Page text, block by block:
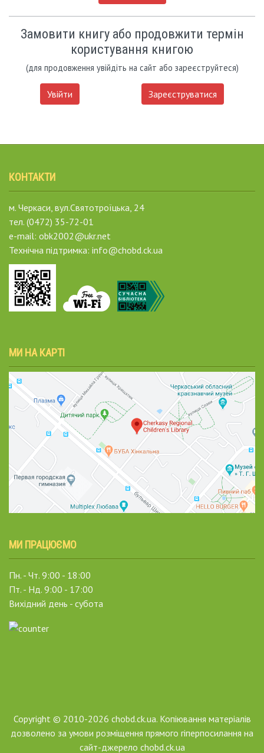
Замовити книгу або продовжити термін
користування книгою
(для продовження увійдіть на сайт або зареєструйтеся)
Увійти Зареєструватися
КОНТАКТИ
м. Черкаси, вул.Святотроїцька, 24
тел. (0472) 35-72-01
e-mail: obk2002@ukr.net
Технічна підтримка: info@chobd.ck.ua
МИ НА КАРТІ
МИ ПРАЦЮЄМО
Пн. - Чт. 9:00 - 18:00
Пт. - Нд. 9:00 - 17:00
Вихідний день - субота
Copyright © 2010-2026 chobd.ck.ua. Копіювання матеріалів
дозволено за умови розміщення прямого гіперпосилання на
сайт-джерело chobd.ck.ua